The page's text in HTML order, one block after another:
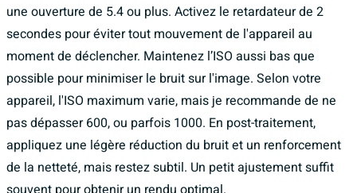
une ouverture de 5.4 ou plus. Activez le retardateur de 2
secondes pour éviter tout mouvement de l'appareil au
moment de déclencher. Maintenez l’ISO aussi bas que
possible pour minimiser le bruit sur l'image. Selon votre
appareil, l'ISO maximum varie, mais je recommande de ne
pas dépasser 600, ou parfois 1000. En post-traitement,
appliquez une légère réduction du bruit et un renforcement
de la netteté, mais restez subtil. Un petit ajustement suffit